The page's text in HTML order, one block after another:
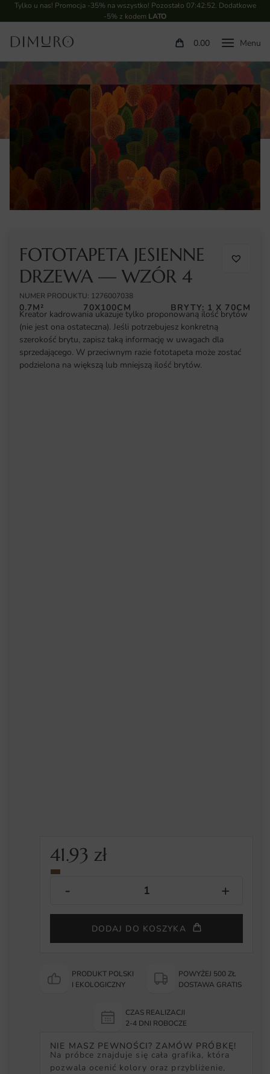
Tylko u nas! Promocja -35% na wszystko! Pozostało 07:42:52. Dodatkowe
-5% z kodem LATO
0.00
FOTOTAPETA JESIENNE
DRZEWA — WZÓR 4
NUMER PRODUKTU: 1276007038
0.7M² 70X100CM BRYTY: 1 X 70CM
Kreator kadrowania ukazuje tylko proponowaną ilość brytów
(nie jest ona ostateczna). Jeśli potrzebujesz konkretną
szerokość brytu, zapisz taką informację w uwagach dla
sprzedającego. W przeciwnym razie fototapeta może zostać
podzielona na większą lub mniejszą ilość brytów.
41.93zł
DODAJ DO KOSZYKA
PRODUKT POLSKI
I EKOLOGICZNY
POWYŻEJ 500 ZŁ
DOSTAWA GRATIS
CZAS REALIZACJI
2-4 DNI ROBOCZE
NIE MASZ PEWNOŚCI? ZAMÓW PRÓBKĘ!
Na próbce znajduje się cała grafika, która
pozwala ocenić kolory oraz przybliżenie,